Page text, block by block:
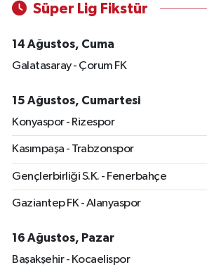
Süper Lig Fikstür
14 Ağustos, Cuma
Galatasaray - Çorum FK
15 Ağustos, Cumartesi
Konyaspor - Rizespor
Kasımpaşa - Trabzonspor
Gençlerbirliği S.K. - Fenerbahçe
Gaziantep FK - Alanyaspor
16 Ağustos, Pazar
Başakşehir - Kocaelispor